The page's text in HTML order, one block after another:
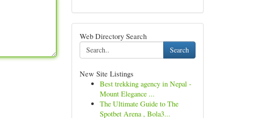
Web Directory Search
Search
New Site Listings
Best trekking agency in Nepal -
Mount Elegance ...
The Ultimate Guide to The
Spotbet Arena , Bola3...